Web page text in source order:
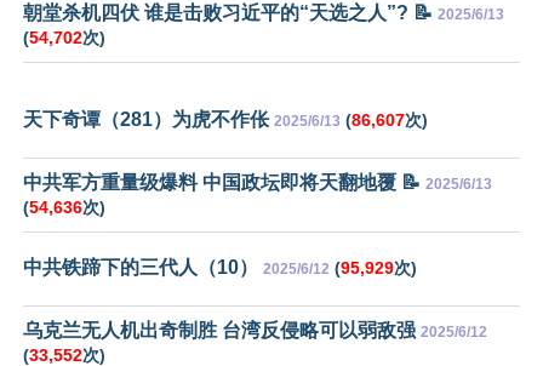
朝堂杀机四伏 谁是击败习近平的“天选之人”? 📝 2025/6/13
(54,702次)
天下奇谭（281）为虎不作伥 2025/6/13 (86,607次)
中共军方重量级爆料 中国政坛即将天翻地覆 📝 2025/6/13
(54,636次)
中共铁蹄下的三代人（10） 2025/6/12 (95,929次)
乌克兰无人机出奇制胜 台湾反侵略可以弱敌强 2025/6/12
(33,552次)